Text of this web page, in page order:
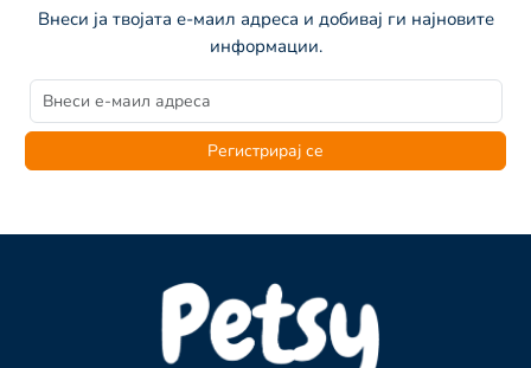
Внеси ја твојата е-маил адреса и добивај ги најновите
информации.
Регистрирај се